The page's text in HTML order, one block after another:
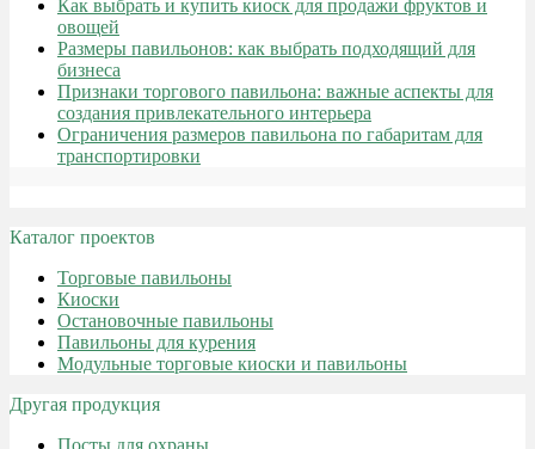
Как выбрать и купить киоск для продажи фруктов и
овощей
Размеры павильонов: как выбрать подходящий для
бизнеса
Признаки торгового павильона: важные аспекты для
создания привлекательного интерьера
Ограничения размеров павильона по габаритам для
транспортировки
Каталог проектов
Торговые павильоны
Киоски
Остановочные павильоны
Павильоны для курения
Модульные торговые киоски и павильоны
Другая продукция